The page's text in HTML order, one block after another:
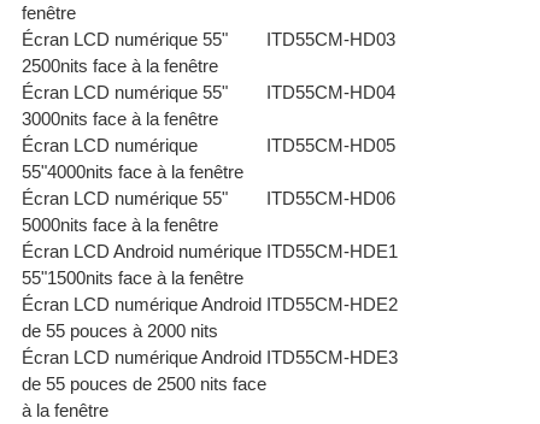
fenêtre
Écran LCD numérique 55"
2500nits face à la fenêtre
ITD55CM-HD03
Écran LCD numérique 55"
3000nits face à la fenêtre
ITD55CM-HD04
Écran LCD numérique
55"4000nits face à la fenêtre
ITD55CM-HD05
Écran LCD numérique 55"
5000nits face à la fenêtre
ITD55CM-HD06
Écran LCD Android numérique
55"1500nits face à la fenêtre
ITD55CM-HDE1
Écran LCD numérique Android
de 55 pouces à 2000 nits
ITD55CM-HDE2
Écran LCD numérique Android
de 55 pouces de 2500 nits face
à la fenêtre
ITD55CM-HDE3